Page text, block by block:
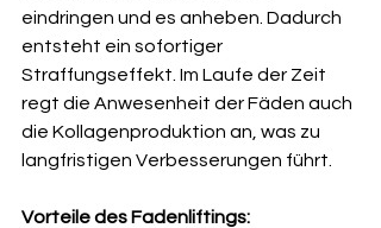
eindringen und es anheben. Dadurch
entsteht ein sofortiger
Straffungseffekt. Im Laufe der Zeit
regt die Anwesenheit der Fäden auch
die Kollagenproduktion an, was zu
langfristigen Verbesserungen führt.
Vorteile des Fadenliftings: